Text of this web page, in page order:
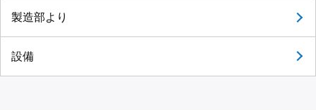
製造部より
設備